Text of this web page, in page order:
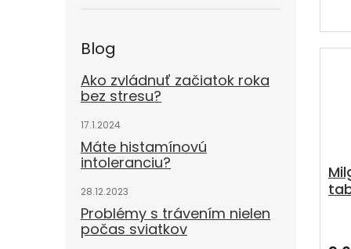
Blog
Ako zvládnuť začiatok roka
bez stresu?
17.1.2024
Máte histamínovú
intoleranciu?
28.12.2023
Problémy s trávením nielen
počas sviatkov
z
5